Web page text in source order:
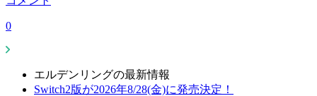
0
エルデンリングの最新情報
Switch2版が2026年8/28(金)に発売決定！